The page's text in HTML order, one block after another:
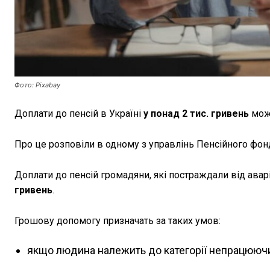
Фото: Pixabay
Доплати до пенсій в Україні у понад 2 тис. гривень
Про це розповіли в одному з управлінь Пенсійного
Доплати до пенсій громадяни, які постраждали від
гривень.
Грошову допомогу призначать за таких умов:
якщо людина належить до категорії